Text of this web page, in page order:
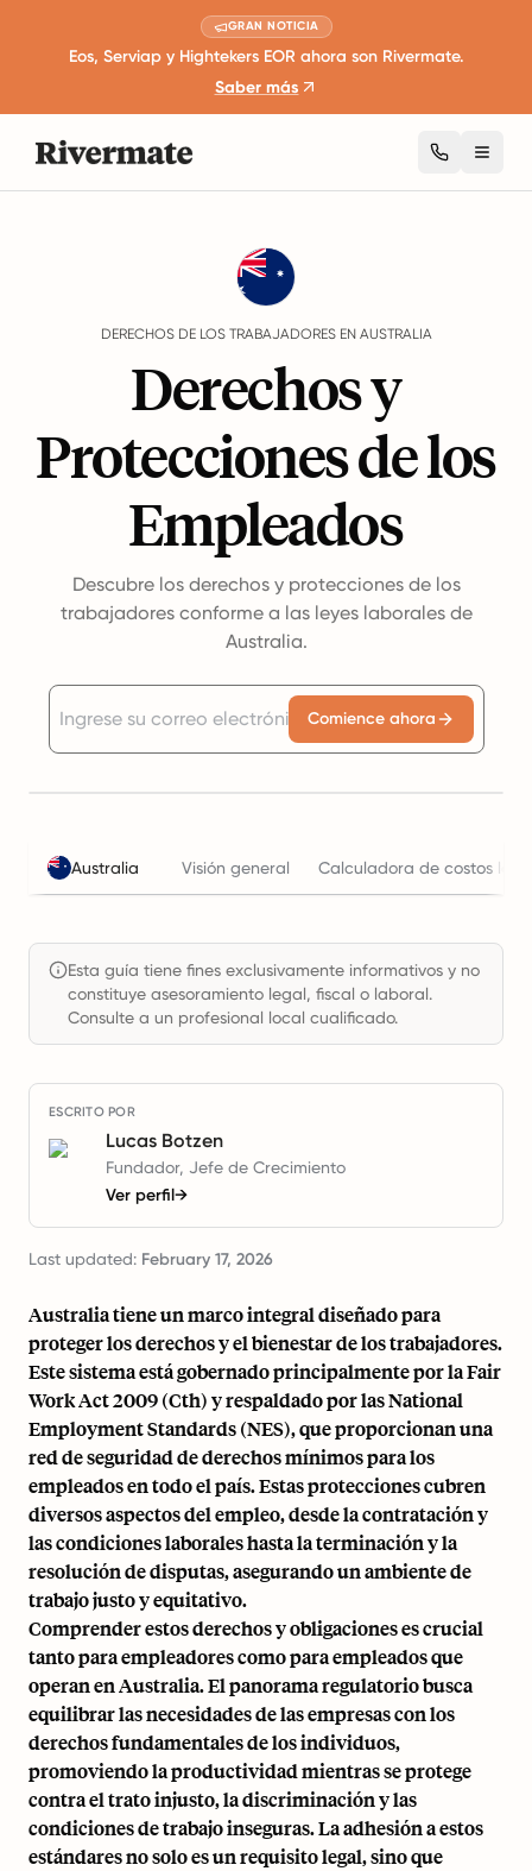
GRAN NOTICIA
Eos, Serviap y Hightekers EOR ahora son Rivermate.
Saber más
DERECHOS DE LOS TRABAJADORES EN AUSTRALIA
Derechos y
Protecciones de los
Empleados
Descubre los derechos y protecciones de los
trabajadores conforme a las leyes laborales de
Australia.
Comience ahora
Australia Visión general Calculadora de costos
Esta guía tiene fines exclusivamente informativos y no
constituye asesoramiento legal, fiscal o laboral.
Consulte a un profesional local cualificado.
ESCRITO POR
Lucas Botzen
Fundador, Jefe de Crecimiento
Ver perfil→
Last updated: February 17, 2026
Australia tiene un marco integral diseñado para
proteger los derechos y el bienestar de los trabajadores.
Este sistema está gobernado principalmente por la Fair
Work Act 2009 (Cth) y respaldado por las National
Employment Standards (NES), que proporcionan una
red de seguridad de derechos mínimos para los
empleados en todo el país. Estas protecciones cubren
diversos aspectos del empleo, desde la contratación y
las condiciones laborales hasta la terminación y la
resolución de disputas, asegurando un ambiente de
trabajo justo y equitativo.
Comprender estos derechos y obligaciones es crucial
tanto para empleadores como para empleados que
operan en Australia. El panorama regulatorio busca
equilibrar las necesidades de las empresas con los
derechos fundamentales de los individuos,
promoviendo la productividad mientras se protege
contra el trato injusto, la discriminación y las
condiciones de trabajo inseguras. La adhesión a estos
estándares no solo es un requisito legal, sino que